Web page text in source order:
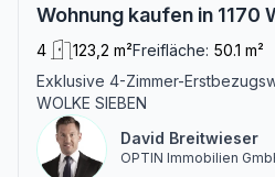
Wohnung kaufen in 1170
4 123,2 m²Freifläche: 50.1 m²
Exklusive 4-Zimmer-
WOLKE SIEBEN
David Breitwieser
OPTIN Immobilien